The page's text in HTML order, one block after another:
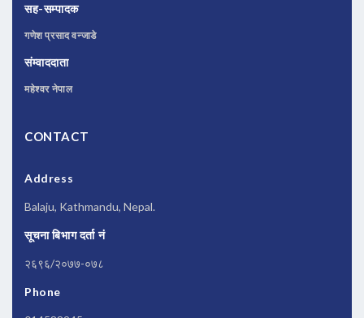
सह-सम्पादक
गणेश प्रसाद वन्जाडे
संम्वाददाता
महेश्वर नेपाल
CONTACT
Address
Balaju, Kathmandu, Nepal.
सूचना बिभाग दर्ता नं
२६९६/२०७७-०७८
Phone